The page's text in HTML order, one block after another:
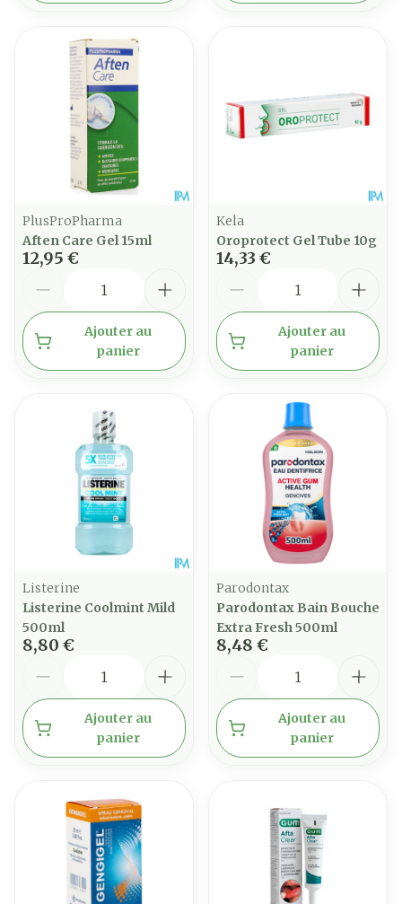
PlusProPharma
Aften Care Gel 15ml
12,95 €
Ajouter au
panier
Kela
Oroprotect Gel Tube 10g
14,33 €
Ajouter au
panier
Listerine
Listerine Coolmint Mild
500ml
8,80 €
Ajouter au
panier
Parodontax
Parodontax Bain Bouche
Extra Fresh 500ml
8,48 €
Ajouter au
panier